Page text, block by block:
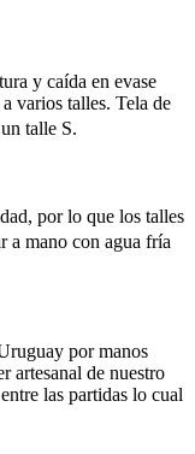
y caída en evase
varios talles. Tela de
talle S.
por lo que los talles
a mano con agua fría
por manos
artesanal de nuestro
las partidas lo cual